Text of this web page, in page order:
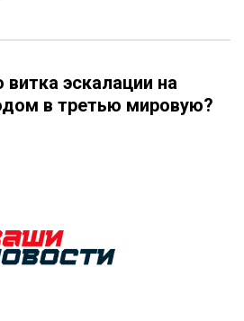
эскалации на
в третью мировую?